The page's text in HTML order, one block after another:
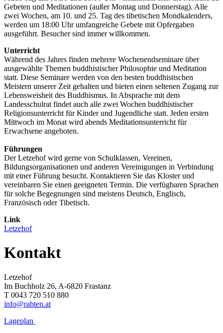
Gebeten und Meditationen (außer Montag und Donnerstag). Alle
zwei Wochen, am 10. und 25. Tag des tibetischen Mondkalenders,
werden um 18:00 Uhr umfangreiche Gebete mit Opfergaben
ausgeführt. Besucher sind immer willkommen.
Unterricht
Während des Jahres finden mehrere Wochenendseminare über
ausgewählte Themen buddhistischer Philosophie und Meditation
statt. Diese Seminare werden von den besten buddhistischen
Meistern unserer Zeit gehalten und bieten einen seltenen Zugang zur
Lebensweisheit des Buddhismus. In Absprache mit dem
Landesschulrat findet auch alle zwei Wochen buddhistischer
Religionsunterricht für Kinder und Jugendliche statt. Jeden ersten
Mittwoch im Monat wird abends Meditationsunterricht für
Erwachsene angeboten.
Führungen
Der Letzehof wird gerne von Schulklassen, Vereinen,
Bildungsorganisationen und anderen Vereinigungen in Verbindung
mit einer Führung besucht. Kontaktieren Sie das Kloster und
vereinbaren Sie einen geeigneten Termin. Die verfügbaren Sprachen
für solche Begegnungen sind meistens Deutsch, Englisch,
Französisch oder Tibetisch.
Link
Letzehof
Kontakt
Letzehof
Im Buchholz 26, A-6820 Frastanz
T 0043 720 510 880
info@rabten.at
Lageplan